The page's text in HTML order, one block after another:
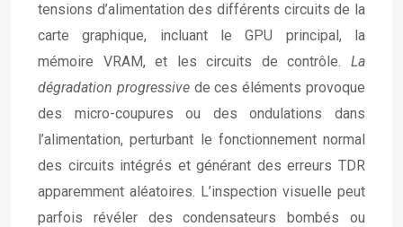
tensions d’alimentation des différents circuits de la
carte graphique, incluant le GPU principal, la
mémoire VRAM, et les circuits de contrôle. La
dégradation progressive de ces éléments provoque
des micro-coupures ou des ondulations dans
l’alimentation, perturbant le fonctionnement normal
des circuits intégrés et générant des erreurs TDR
apparemment aléatoires. L’inspection visuelle peut
parfois révéler des condensateurs bombés ou